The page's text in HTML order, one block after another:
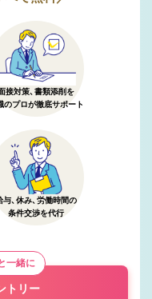
接対策、書類添削を
のプロが徹底サポート
与、休み、労働時間の
条件交渉を代行
一緒に
トリー